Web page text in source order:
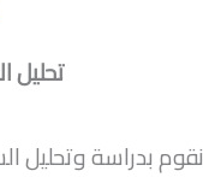
تحليل
نقوم بدراسة